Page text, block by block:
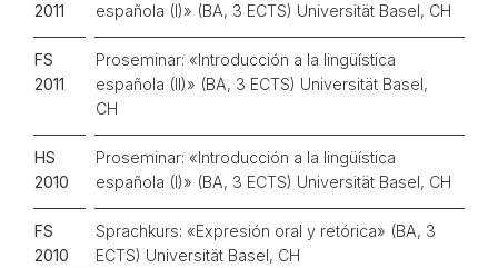
2011
española (I)» (BA, 3 ECTS) Universität Basel, CH
FS
2011
Proseminar: «Introducción a la lingüística
española (II)» (BA, 3 ECTS) Universität Basel,
CH
HS
2010
Proseminar: «Introducción a la lingüística
española (I)» (BA, 3 ECTS) Universität Basel, CH
FS
2010
Sprachkurs: «Expresión oral y retórica» (BA, 3
ECTS) Universität Basel, CH